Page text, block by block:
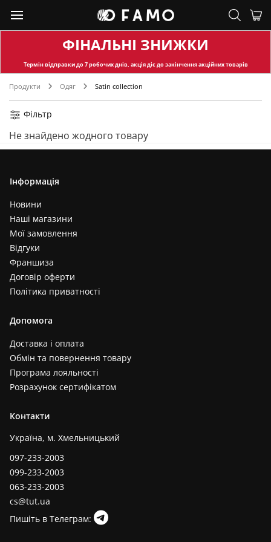
ФІНАЛЬНІ ЗНИЖКИ
Термін відправкидо 7 робочих днів, акція діє до закінчення акційних товарів
Продукти Одяг Satin collection
Фільтр
Не знайдено жодного товару
Інформація
Новини
Наші магазини
Мої замовлення
Відгуки
Франшиза
Договір оферти
Політика приватності
Допомога
Доставка і оплата
Обмін та повернення товару
Програма лояльності
Розрахунок сертифікатом
Контакти
Україна, м. Хмельницький
097-233-2003
099-233-2003
063-233-2003
cs@tut.ua
Пишіть в Телеграм: